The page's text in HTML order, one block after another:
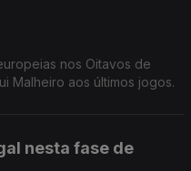
nos Oitavos de
Malheiro aos últimos jogos.
nesta fase de